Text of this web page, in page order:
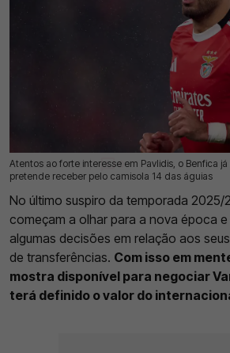
Atentos ao forte interesse em Pavlidis, o Benfica
pretende receber pelo camisola 14 das águias
16 Mai 2026 | 12:27 | 0
No último suspiro da temporada 2025/
começam a olhar para a nova época
algumas decisões em relação aos
de transferências. Com isso em
mostra disponível para negociar
terá definido o valor do